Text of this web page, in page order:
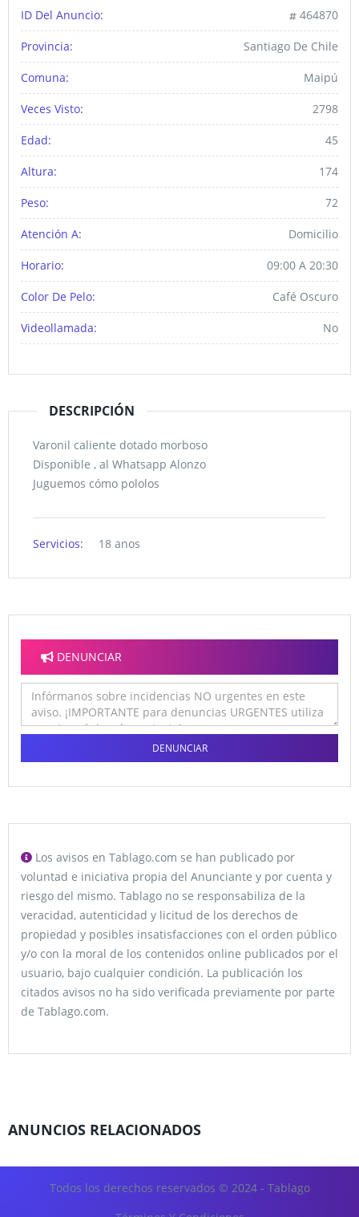
ID Del Anuncio: 464870
Provincia: Santiago De Chile
Comuna: Maipú
Veces Visto: 2798
Edad: 45
Altura: 174
Peso: 72
Atención A: Domicilio
Horario: 09:00 A 20:30
Color De Pelo: Café Oscuro
Videollamada: No
DESCRIPCIÓN
Varonil caliente dotado morboso
Disponible , al Whatsapp Alonzo
Juguemos cómo pololos
Servicios: 18 anos
DENUNCIAR
DENUNCIAR
Los avisos en Tablago.com se han publicado por
voluntad e iniciativa propia del Anunciante y por cuenta y
riesgo del mismo. Tablago no se responsabiliza de la
veracidad, autenticidad y licitud de los derechos de
propiedad y posibles insatisfacciones con el orden público
y/o con la moral de los contenidos online publicados por el
usuario, bajo cualquier condición. La publicación los
citados avisos no ha sido verificada previamente por parte
de Tablago.com.
ANUNCIOS RELACIONADOS
Todos los derechos reservados © 2024 - Tablago